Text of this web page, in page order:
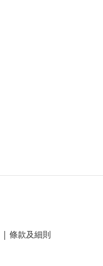
| 條款及細則